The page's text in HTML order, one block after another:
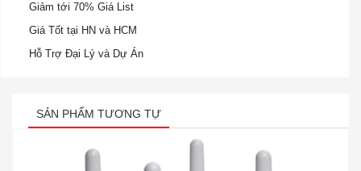
Giảm tới 70% Giá List
Giá Tốt tại HN và HCM
Hỗ Trợ Đại Lý và Dự Án
SẢN PHẨM TƯƠNG TỰ